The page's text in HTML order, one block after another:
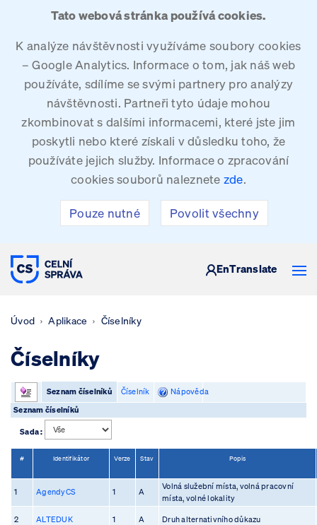
Tato webová stránka používá cookies.
K analýze návštěvnosti využíváme soubory cookies
– Google Analytics. Informace o tom, jak náš web
používáte, sdílíme se svými partnery pro analýzy
návštěvnosti. Partneři tyto údaje mohou
zkombinovat s dalšími informacemi, které jste jim
poskytli nebo které získali v důsledku toho, že
používáte jejich služby. Informace o zpracování
cookies souborů naleznete zde.
Pouze nutné Povolit všechny
CELNÍ SPRÁVA ČESKÉ REPUBLIKY
EnTranslate
Úvod Aplikace Číselníky
Číselníky
Seznam číselníků Číselník
Nápověda
Seznam číselníků
Sada :
# Identifikátor Verze Stav Popis
1 AgendyCS 1 A
Volná služební místa, volná pracovní
místa, volné lokality
2 ALTEDUK 1 A Druh alternativního důkazu